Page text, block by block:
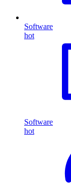
Software
hot
Software
hot